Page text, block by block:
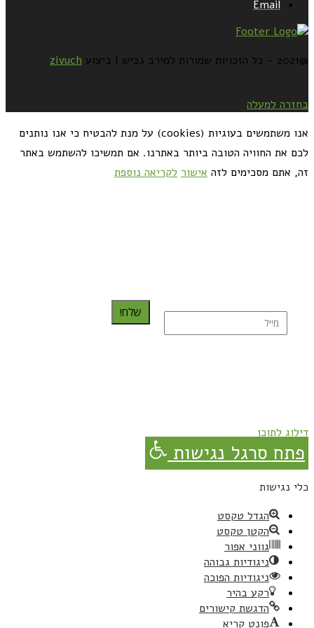
Email
@2021 - כל הזכויות שמורות למירב גביש | ביצוע zivuch
בחזרה למעלה
אנו משתמשים בעוגיות (cookies) על מנת להבטיח כי אנו נותנים
לכם את החוויה הטובה ביותר באתרנו. אם תמשיכו להשתמש באתר
זה, אתם מסכימים לזה אישור לקריאה נוספת
שלח!
דילוג לתוכן
פתח סרגל נגישות
כלי נגישות
הגדל טקסט
הקטן טקסט
גווני אפור
ניגודיות גבוהה
ניגודיות הפוכה
רקע בהיר
הדגשת קישורים
פונט קריא